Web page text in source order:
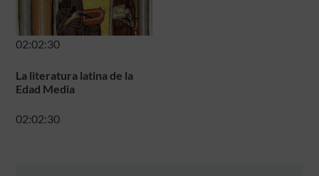
02:02:30
La literatura latina de la
Edad Media
02:02:30